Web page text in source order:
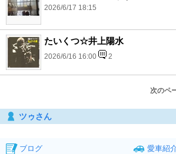
2026/6/17 18:15
たいくつ☆井上陽水
2026/6/16 16:00 2
次のペ
ツゥさん
ブログ
愛車紹